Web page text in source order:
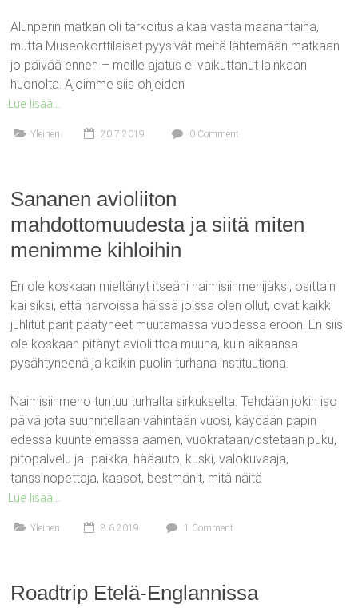
Alunperin matkan oli tarkoitus alkaa vasta maanantaina,
mutta Museokorttilaiset pyysivät meitä lähtemään matkaan
jo päivää ennen – meille ajatus ei vaikuttanut lainkaan
huonolta. Ajoimme siis ohjeiden
Lue lisää...
Yleinen 20.7.2019 0 Comment
Sananen avioliiton
mahdottomuudesta ja siitä miten
menimme kihloihin
En ole koskaan mieltänyt itseäni naimisiinmenijäksi, osittain
kai siksi, että harvoissa häissä joissa olen ollut, ovat kaikki
juhlitut parit päätyneet muutamassa vuodessa eroon. En siis
ole koskaan pitänyt avioliittoa muuna, kuin aikaansa
pysähtyneenä ja kaikin puolin turhana instituutiona.
Naimisiinmeno tuntuu turhalta sirkukselta. Tehdään jokin iso
päivä jota suunnitellaan vähintään vuosi, käydään papin
edessä kuuntelemassa aamen, vuokrataan/ostetaan puku,
pitopalvelu ja -paikka, hääauto, kuski, valokuvaaja,
tanssinopettaja, kaasot, bestmänit, mitä näitä
Lue lisää...
Yleinen 8.6.2019 1 Comment
Roadtrip Etelä-Englannissa